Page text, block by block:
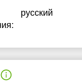
русский